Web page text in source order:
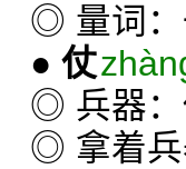
◎ 量词：
● 仗
◎ 兵器：
◎ 拿着兵